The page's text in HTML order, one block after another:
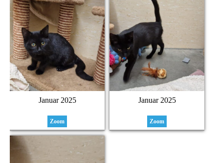
Januar 2025
Zoom
Januar 2025
Zoom